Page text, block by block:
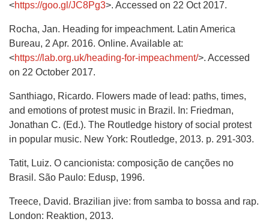
<https://goo.gl/JC8Pg3>. Accessed on 22 Oct 2017.
Rocha, Jan. Heading for impeachment. Latin America
Bureau, 2 Apr. 2016. Online. Available at:
<https://lab.org.uk/heading-for-impeachment/>. Accessed
on 22 October 2017.
Santhiago, Ricardo. Flowers made of lead: paths, times,
and emotions of protest music in Brazil. In: Friedman,
Jonathan C. (Ed.). The Routledge history of social protest
in popular music. New York: Routledge, 2013. p. 291-303.
Tatit, Luiz. O cancionista: composição de canções no
Brasil. São Paulo: Edusp, 1996.
Treece, David. Brazilian jive: from samba to bossa and rap.
London: Reaktion, 2013.